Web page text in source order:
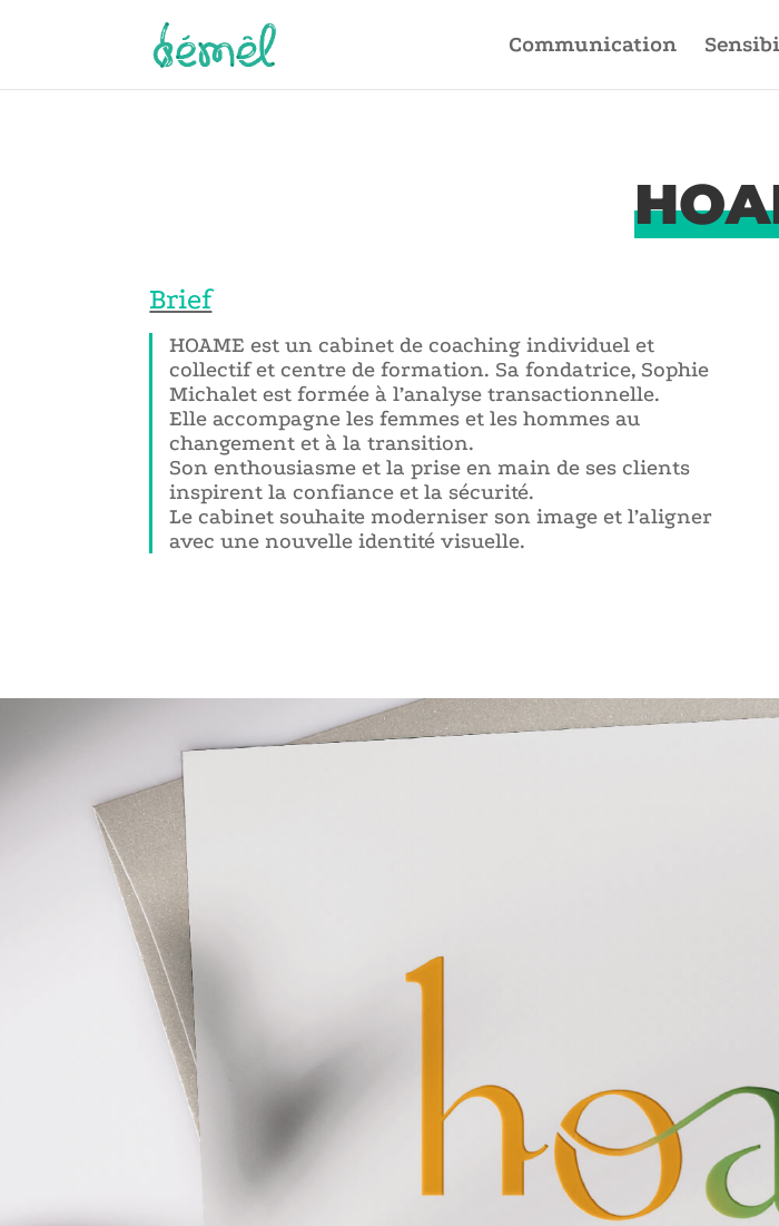
Communication
Brief
HOAME est un cabinet de coaching individuel et
collectif et centre de formation. Sa fondatrice, Sophie
Michalet est formée à l’analyse transactionnelle.
Elle accompagne les femmes et les hommes au
changement et à la transition.
Son enthousiasme et la prise en main de ses clients
inspirent la confiance et la sécurité.
Le cabinet souhaite moderniser son image et l’aligner
avec une nouvelle identité visuelle.